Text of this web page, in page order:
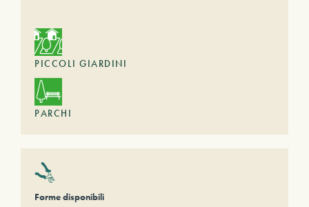
PICCOLI GIARDINI
PARCHI
Forme disponibili